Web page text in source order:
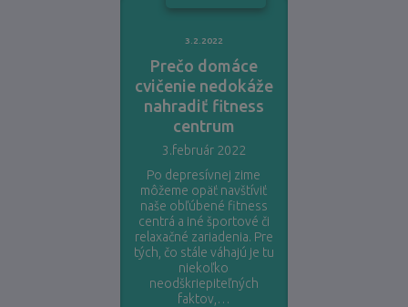
3.2.2022
Prečo domáce
cvičenie nedokáže
nahradiť fitness
centrum
3.február 2022
Po depresívnej zime
môžeme opäť navštíviť
naše obľúbené fitness
centrá a iné športové či
relaxačné zariadenia. Pre
tých, čo stále váhajú je tu
niekoľko
neodškriepiteľných
faktov,…